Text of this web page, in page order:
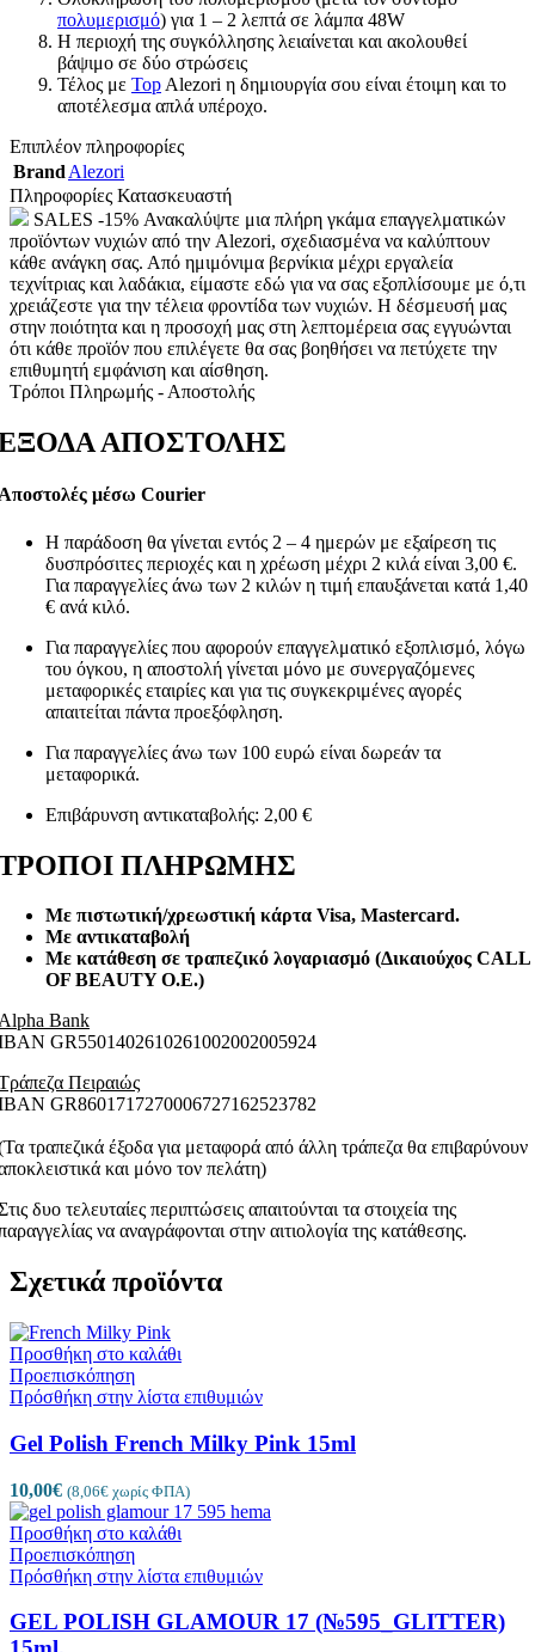
πολυμερισμό) για 1 – 2 λεπτά σε λάμπα 48W
Η περιοχή της συγκόλλησης λειαίνεται και ακολουθεί
βάψιμο σε δύο στρώσεις
Τέλος με Top Alezori η δημιουργία σου είναι έτοιμη και το
αποτέλεσμα απλά υπέροχο.
Επιπλέον πληροφορίες
Brand Alezori
Πληροφορίες Κατασκευαστή
SALES -15% Ανακαλύψτε μια πλήρη γκάμα επαγγελματικών
προϊόντων νυχιών από την Alezori, σχεδιασμένα να καλύπτουν
κάθε ανάγκη σας. Από ημιμόνιμα βερνίκια μέχρι εργαλεία
τεχνίτριας και λαδάκια, είμαστε εδώ για να σας εξοπλίσουμε με ό,τι
χρειάζεστε για την τέλεια φροντίδα των νυχιών. Η δέσμευσή μας
στην ποιότητα και η προσοχή μας στη λεπτομέρεια σας εγγυώνται
ότι κάθε προϊόν που επιλέγετε θα σας βοηθήσει να πετύχετε την
επιθυμητή εμφάνιση και αίσθηση.
Τρόποι Πληρωμής - Αποστολής
ΑΠΟΣΤΟΛΗΣ
μέσω Courier
Η παράδοση θα γίνεται εντός 2 – 4 ημερών με εξαίρεση τις
δυσπρόσιτες περιοχές και η χρέωση μέχρι 2 κιλά είναι 3,00 €.
Για παραγγελίες άνω των 2 κιλών η τιμή επαυξάνεται κατά 1,40
€ ανά κιλό.
Για παραγγελίες που αφορούν επαγγελματικό εξοπλισμό, λόγω
του όγκου, η αποστολή γίνεται μόνο με συνεργαζόμενες
μεταφορικές εταιρίες και για τις συγκεκριμένες αγορές
απαιτείται πάντα προεξόφληση.
Για παραγγελίες άνω των 100 ευρώ είναι δωρεάν τα
μεταφορικά.
Επιβάρυνση αντικαταβολής: 2,00 €
ΠΛΗΡΩΜΗΣ
Με πιστωτική/χρεωστική κάρτα Visa, Mastercard.
Με αντικαταβολή
Με κατάθεση σε τραπεζικό λογαριασμό (Δικαιούχος CALL
OF BEAUTY O.E.)
Bank
GR5501402610261002002005924
Πειραιώς
GR8601717270006727162523782
τραπεζικά έξοδα για μεταφορά από άλλη τράπεζα θα επιβαρύνουν
και μόνο τον πελάτη)
δυο τελευταίες περιπτώσεις απαιτούνται τα στοιχεία της
να αναγράφονται στην αιτιολογία της κατάθεσης.
Σχετικά προϊόντα
Προσθήκη στο καλάθι
Προεπισκόπηση
Πρόσθήκη στην λίστα επιθυμιών
Gel Polish French Milky Pink 15ml
10,00€ (8,06€ χωρίς ΦΠΑ)
Προσθήκη στο καλάθι
Προεπισκόπηση
Πρόσθήκη στην λίστα επιθυμιών
GEL POLISH GLAMOUR 17 (№595_GLITTER)